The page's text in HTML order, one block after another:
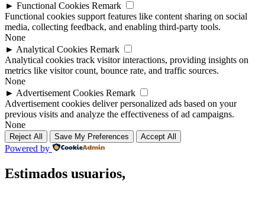
► Functional Cookies Remark
Functional cookies support features like content sharing on social
media, collecting feedback, and enabling third-party tools.
None
► Analytical Cookies Remark
Analytical cookies track visitor interactions, providing insights on
metrics like visitor count, bounce rate, and traffic sources.
None
► Advertisement Cookies Remark
Advertisement cookies deliver personalized ads based on your
previous visits and analyze the effectiveness of ad campaigns.
None
Reject All Save My Preferences Accept All
Powered by
Estimados usuarios,